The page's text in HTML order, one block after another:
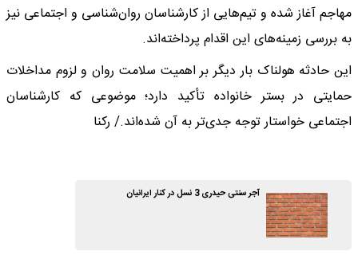
مهاجم آغاز شده و تیم‌هایی از کارشناسان روان‌شناسی و اجتماعی نیز
به بررسی زمینه‌های این اقدام پرداخته‌اند.
این حادثه هولناک بار دیگر بر اهمیت سلامت روان و لزوم مداخلات
حمایتی در بستر خانواده تأکید دارد؛ موضوعی که کارشناسان
اجتماعی خواستار توجه جدی‌تر به آن شده‌اند./ رکنا
آجر سنتی حیدری 3 نسل در کنار ایرانیان